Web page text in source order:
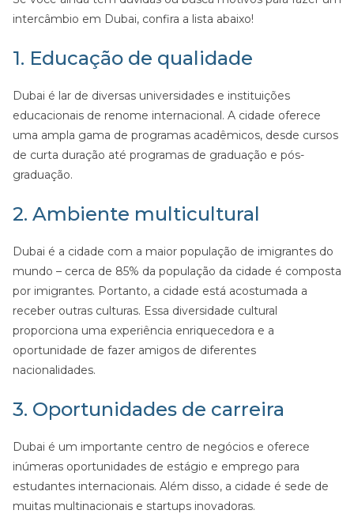
intercâmbio em Dubai, confira a lista abaixo!
1. Educação de qualidade
Dubai é lar de diversas universidades e instituições
educacionais de renome internacional. A cidade oferece
uma ampla gama de programas acadêmicos, desde cursos
de curta duração até programas de graduação e pós-
graduação.
2. Ambiente multicultural
Dubai é a cidade com a maior população de imigrantes do
mundo – cerca de 85% da população da cidade é composta
por imigrantes. Portanto, a cidade está acostumada a
receber outras culturas. Essa diversidade cultural
proporciona uma experiência enriquecedora e a
oportunidade de fazer amigos de diferentes
nacionalidades.
3. Oportunidades de carreira
Dubai é um importante centro de negócios e oferece
inúmeras oportunidades de estágio e emprego para
estudantes internacionais. Além disso, a cidade é sede de
muitas multinacionais e startups inovadoras.